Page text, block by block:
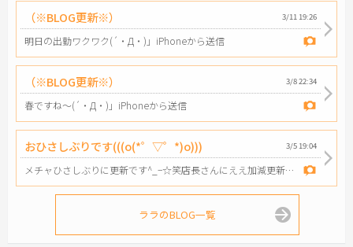
（※BLOG更新※） 3/11 19:26
明日の出勤ワクワク(´・Д・)」iPhoneから送信
（※BLOG更新※） 3/8 22:34
春ですね〜(´・Д・)」iPhoneから送信
おひさしぶりです(((o(*゜▽゜*)o))) 3/5 19:04
メチャひさしぶりに更新です^_−☆笑店長さんにええ加減更新しろって怒られちゃった(^o^)笑３月の12日に出勤します★確定です。笑iPhoneから送信
ララのBLOG一覧